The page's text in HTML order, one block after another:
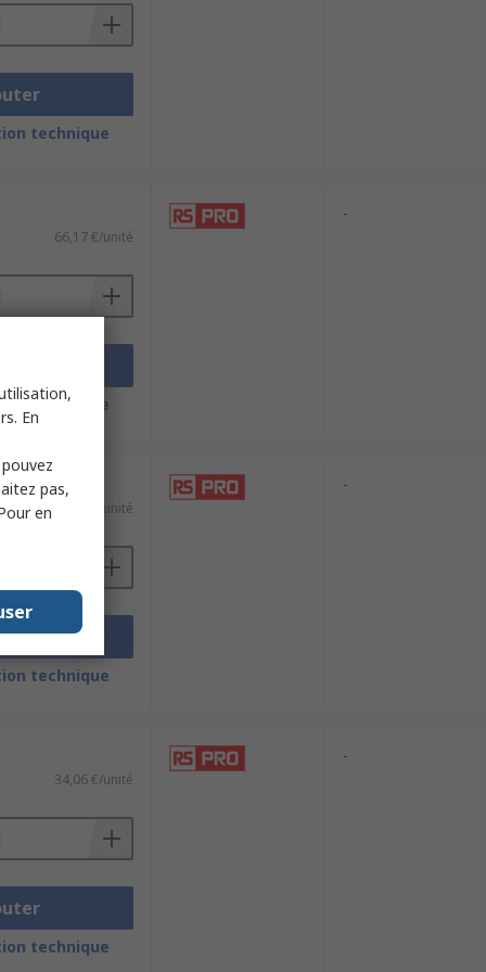
technique
66,17 €/unité
technique
-
91,34 €/unité
technique
-
34,06 €/unité
technique
-
En
pas,
en